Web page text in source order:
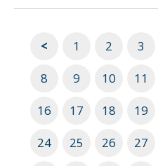
< 1 2 3
8
9 10 11
16
17 18 19
24
25 26 27